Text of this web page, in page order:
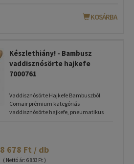
KOSÁRBA
Készlethiány! - Bambusz
vaddisznósörte hajkefe
7000761
Vaddisznósörte Hajkefe Bambuszból.
Comair prémium kategóriás
vaddisznósörte hajkefe, pneumatikus
8 678 Ft / db
( Nettó ár: 6 833 Ft )